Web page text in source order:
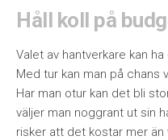
Håll koll på
Valet av hantverkare kan
Med tur kan man på chans
Har man otur kan det bli
väljer man noggrant ut sin
risker att det kostar mer